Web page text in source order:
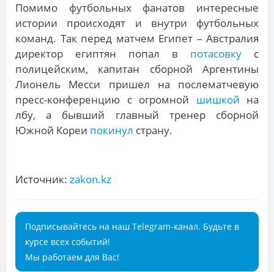
Помимо футбольных фанатов интересные
истории происходят и внутри футбольных
команд. Так перед матчем Египет – Австралия
директор египтян попал в потасовку с
полицейским, капитан сборной Аргентины
Лионель Месси пришел на послематчевую
пресс-конференцию с огромной шишкой на
лбу, а бывший главный тренер сборной
Южной Кореи покинул страну.
Источник: zakon.kz
Подписывайтесь на наш Telegram-канал. Будьте в
курсе всех событий!
Мы работаем для Вас!